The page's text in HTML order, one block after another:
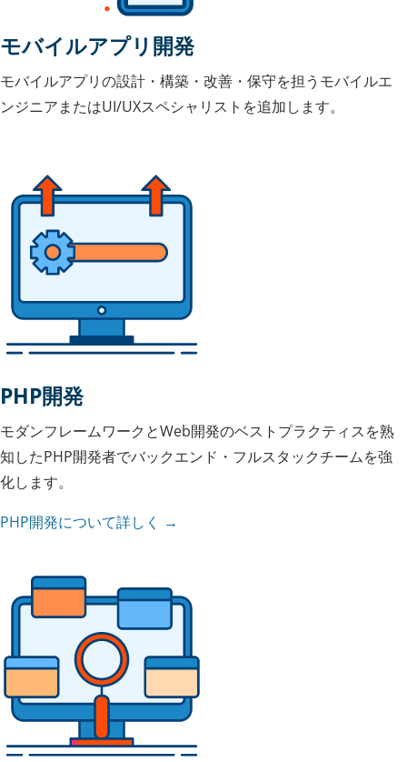
モバイルアプリ開発
モバイルアプリの設計・構築・改善・保守を担うモバイルエ
ンジニアまたはUI/UXスペシャリストを追加します。
PHP開発
モダンフレームワークとWeb開発のベストプラクティスを熟
知したPHP開発者でバックエンド・フルスタックチームを強
化します。
PHP開発について詳しく →